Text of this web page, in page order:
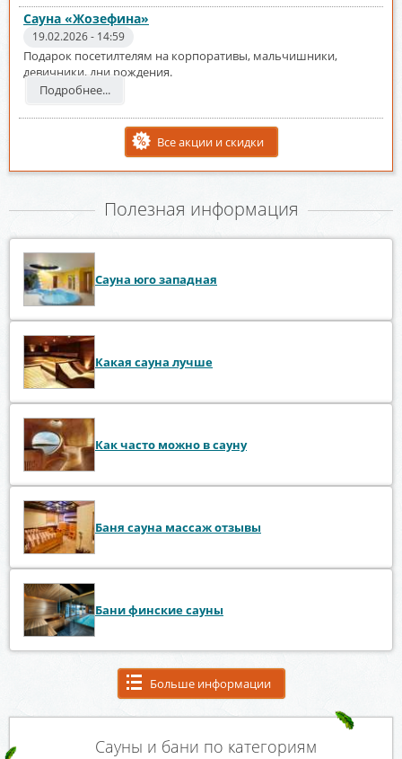
Сауна «Жозефина»
19.02.2026 - 14:59
Подарок посетилтелям на корпоративы, мальчишники,
девичники, дни рождения.
Подробнее...
Все акции и скидки
Полезная информация
Сауна юго западная
Какая сауна лучше
Как часто можно в сауну
Баня сауна массаж отзывы
Бани финские сауны
Больше информации
Сауны и бани по категориям